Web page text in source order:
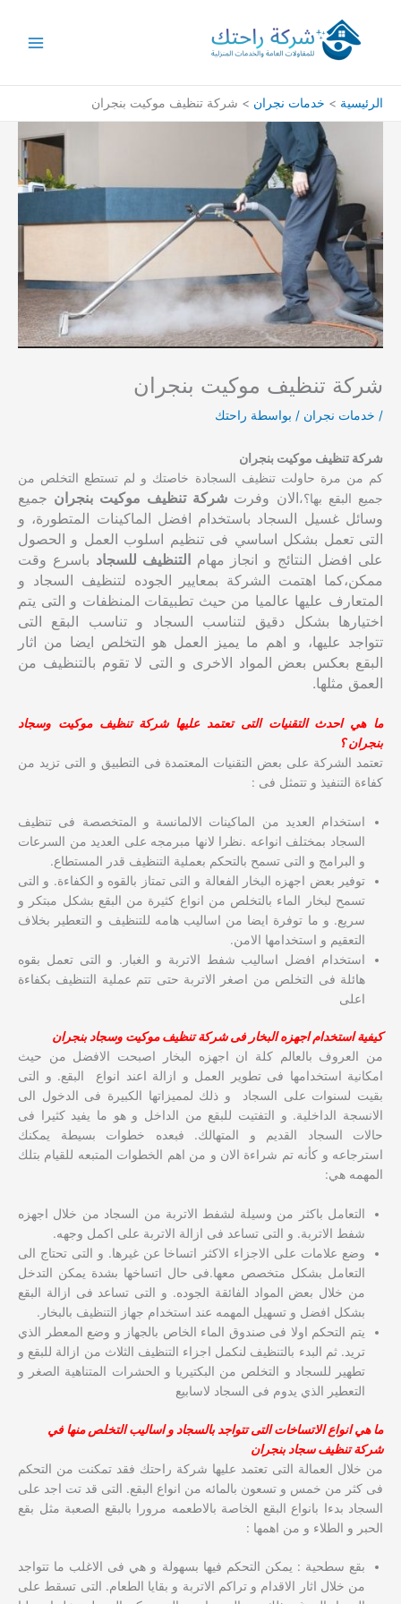
المحتوى
الرئيسية خدمات نجران شركة تنظيف موكيت بنجران
شركة تنظيف موكيت بنجران
/ خدمات نجران / بواسطة راحتك
شركة تنظيف موكيت بنجران
كم من مرة حاولت تنظيف السجادة خاصتك و لم تستطع التخلص من
جميع البقع بها؟،الان وفرتشركة تنظيف موكيت بنجران جميع
وسائل غسيل السجاد باستخدام افضل الماكينات المتطورة، و
التى تعمل بشكل اساسي فى تنظيم اسلوب العمل و الحصول
على افضل النتائج و انجاز مهامالتنظيف للسجاد باسرع وقت
ممكن،كما اهتمت الشركة بمعايير الجوده لتنظيف السجاد و
المتعارف عليها عالميا من حيث تطبيقات المنظفات و التى يتم
اختيارها بشكل دقيق لتناسب السجاد و تناسب البقع التى
تتواجد عليها، و اهم ما يميز العمل هو التخلص ايضا من اثار
البقع بعكس بعض المواد الاخرى و التى لا تقوم بالتنظيف من
العمق مثلها.
ما هي احدث التقنيات التى تعتمد عليها شركة تنظيف موكيت وسجاد
بنجران ؟
تعتمد الشركة على بعض التقنيات المعتمدة فى التطبيق و التى تزيد من
كفاءة التنفيذ و تتمثل فى :
استخدام العديد من الماكينات الالمانسة و المتخصصة فى تنظيف
السجاد بمختلف انواعه .نظرا لانها مبرمجه على العديد من السرعات
و البرامج و التى تسمح بالتحكم بعملية التنظيف قدر المستطاع.
توفير بعض اجهزه البخار الفعالة و التى تمتاز بالقوه و الكفاءة. و التى
تسمح لبخار الماء بالتخلص من انواع كثيرة من البقع بشكل مبتكر و
سريع. و ما توفرة ايضا من اساليب هامه للتنظيف و التعطير بخلاف
التعقيم و استخدامها الامن.
استخدام افضل اساليب شفط الاتربة و الغبار. و التى تعمل بقوه
هائلة فى التخلص من اصغر الاتربة حتى تتم عملية التنظيف بكفاءة
اعلى
كيفية استخدام اجهزه البخار فى شركة تنظيف موكيت وسجاد بنجران
من العروف بالعالم كلة ان اجهزه البخار اصبحت الافضل من حيث
امكانية استخدامها فى تطوير العمل و ازالة اعند انواع البقع. و التى
بقيت لسنوات على السجاد و ذلك لمميزاتها الكبيرة فى الدخول الى
الانسجة الداخلية. و التفتيت للبقع من الداخل و هو ما يفيد كثيرا فى
حالات السجاد القديم و المتهالك. فبعده خطوات بسيطة يمكنك
استرجاعه و كأنه تم شراءة الان و من اهم الخطوات المتبعه للقيام بتلك
المهمه هي:
التعامل باكثر من وسيلة لشفط الاتربة من السجاد من خلال اجهزه
شفط الاتربة. و التى تساعد فى ازالة الاتربة على اكمل وجهه.
وضع علامات على الاجزاء الاكثر اتساخا عن غيرها. و التى تحتاج الى
التعامل بشكل متخصص معها.فى حال اتساخها بشدة يمكن التدخل
من خلال بعض المواد الفائقة الجوده. و التى تساعد فى ازالة البقع
بشكل افضل و تسهيل المهمه عند استخدام جهاز التنظيف بالبخار.
يتم التحكم اولا فى صندوق الماء الخاص بالجهاز و وضع المعطر الذي
تريد. ثم البدء بالتنظيف لنكمل اجزاء التنظيف الثلاث من ازالة للبقع و
تطهير للسجاد و التخلص من البكتيريا و الحشرات المتناهية الصغر و
التعطير الذي يدوم فى السجاد لاسابيع
ما هي انواع الاتساخات التى تتواجد بالسجاد و اساليب التخلص منها في
شركة تنظيف سجاد بنجران
من خلال العمالة التى تعتمد عليها شركة راحتك فقد تمكنت من التحكم
فى كثر من خمس و تسعون بالمائه من انواع البقع. التى قد تت اجد على
السجاد بدءا بانواع البقع الخاصة بالاطعمه مرورا بالبقع الصعبة مثل بقع
الحبر و الطلاء و من اهمها :
بقع سطحية : يمكن التحكم فيها بسهولة و هي فى الاغلب ما تتواجد
من خلال اثار الاقدام و تراكم الاتربة و بقايا الطعام. التى تسقط على